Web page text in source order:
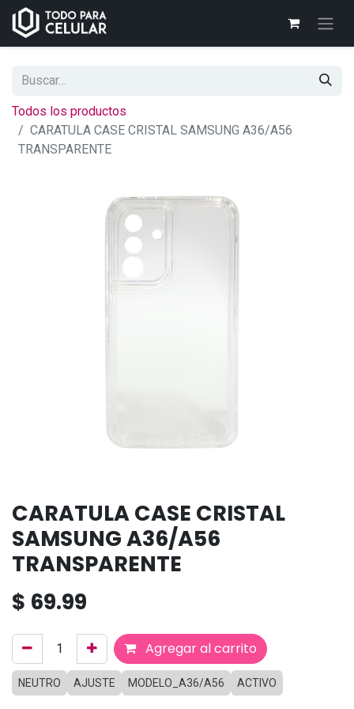
Todos los productos
CARATULA CASE CRISTAL SAMSUNG A36/A56
TRANSPARENTE
CARATULA CASE CRISTAL
SAMSUNG A36/A56
TRANSPARENTE
$ 69.99
Agregar al carrito
NEUTRO AJUSTE MODELO_A36/A56 ACTIVO